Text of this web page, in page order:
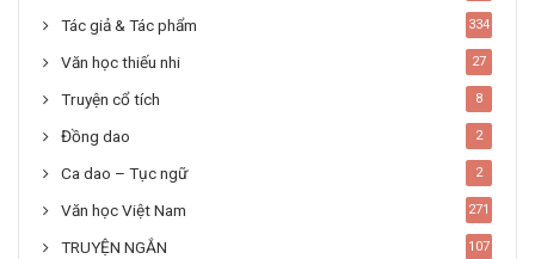
Tác giả & Tác phẩm 334
Văn học thiếu nhi 27
Truyện cổ tích 8
Đồng dao 2
Ca dao – Tục ngữ 2
Văn học Việt Nam 271
TRUYỆN NGẮN 107